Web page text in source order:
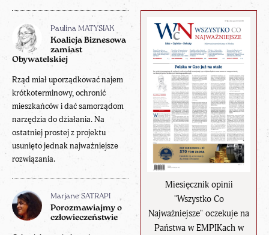
Miesięcznik opinii
"Wszystko Co
Najważniejsze" oczekuje na
Państwa w EMPIKach w
Paulina MATYSIAK
Koalicja Biznesowa
zamiast
Obywatelskiej
Rząd miał uporządkować najem
krótkoterminowy, ochronić
mieszkańców i dać samorządom
narzędzia do działania. Na
ostatniej prostej z projektu
usunięto jednak najważniejsze
rozwiązania.
Marjane SATRAPI
Porozmawiajmy o
człowieczeństwie